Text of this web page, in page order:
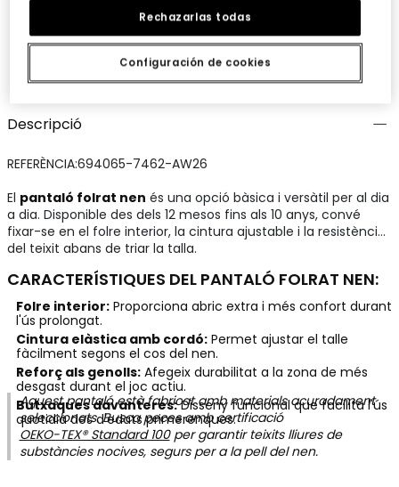
Comparteix
Descripció
REFERÈNCIA:694065-7462-AW26
El pantaló folrat nen és una opció bàsica i versàtil per al dia
a dia. Disponible des dels 12 mesos fins als 10 anys, convé
fixar-se en el folre interior, la cintura ajustable i la resistència
del teixit abans de triar la talla.
CARACTERÍSTIQUES DEL PANTALÓ FOLRAT NEN:
Folre interior:Proporciona abric extra i més confort durant
l'ús prolongat.
Cintura elàstica amb cordó:Permet ajustar el talle
fàcilment segons el cos del nen.
Reforç als genolls:Afegeix durabilitat a la zona de més
desgast durant el joc actiu.
Butxaques davanteres:Disseny funcional que facilita l'ús
quotidià des d'edats primerenques.
Aquest pantaló està fabricat amb materials acuradament
seleccionats. Busca peces amb certificació
OEKO-TEX® Standard 100per garantir teixits lliures de
substàncies nocives, segurs per a la pell del nen.
Configuración de cookies
Rechazarlas todas